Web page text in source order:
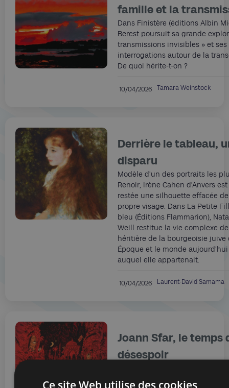
famille et la
Dans Finistère (éditions Albin
Berest poursuit sa grande
transmissions invisibles » et ses
interrogations autour de la
De quoi hérite-t-on ?
10/04/2026 Tamara Weinstock
Derrière le tableau,
disparu
Modèle d’un des portraits les
Renoir, Irène Cahen d’Anvers
restée une silhouette effacée
propre visage. Dans La Petite
bleu (Éditions Flammarion),
Weill restitue la vie complexe
héritière de la bourgeoisie juive
Époque et le monde
auquel elle appartenait.
10/04/2026 Laurent-David Samama
Joann Sfar, le temps
désespoir
Ce site Web utilise des cookies